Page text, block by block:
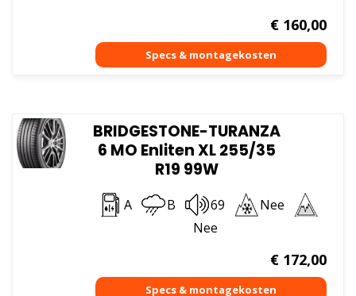
€160,00
BRIDGESTONE-TURANZA
6 MO Enliten XL 255/35
R19 99W
A B 69
Nee
Nee
€172,00